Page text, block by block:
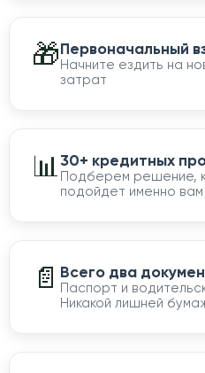
🎁Первоначальный
Начните ездить на
затрат
📊30+ кредитных
Подберем решение,
подойдет именно вам
📄 Всего два
Паспорт и
Никакой лишней